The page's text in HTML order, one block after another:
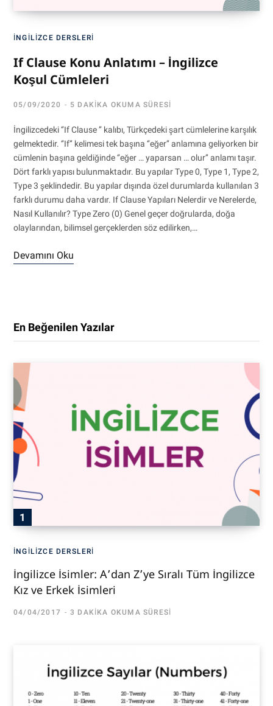
İNGILIZCE DERSLERI
If Clause Konu Anlatımı – İngilizce
Koşul Cümleleri
05/09/2020 5 DAKIKA OKUMA SÜRESI
İngilizcedeki ‘’If Clause ’’ kalıbı, Türkçedeki şart cümlelerine karşılık
gelmektedir. ‘’If’’ kelimesi tek başına ‘’eğer’’ anlamına geliyorken bir
cümlenin başına geldiğinde ‘’eğer … yaparsan … olur’’ anlamı taşır.
Dört farklı yapısı bulunmaktadır. Bu yapılar Type 0, Type 1, Type 2,
Type 3 şeklindedir. Bu yapılar dışında özel durumlarda kullanılan 3
farklı durumu daha vardır. If Clause Yapıları Nelerdir ve Nerelerde,
Nasıl Kullanılır? Type Zero (0) Genel geçer doğrularda, doğa
olaylarından, bilimsel gerçeklerden söz edilirken,…
Devamını Oku
En Beğenilen Yazılar
İNGILIZCE DERSLERI
İngilizce İsimler: A’dan Z’ye Sıralı Tüm İngilizce
Kız ve Erkek İsimleri
04/04/2017 3 DAKIKA OKUMA SÜRESI